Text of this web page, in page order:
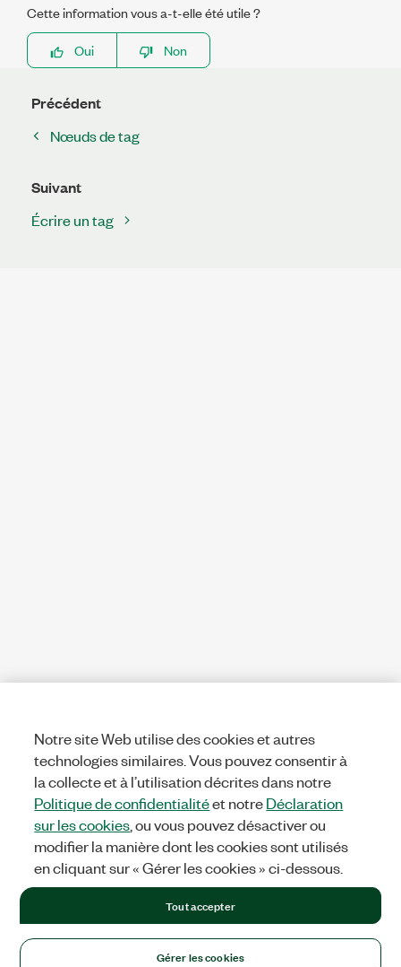
Cette information vous a-t-elle été utile ?
Oui
Non
Précédent
Nœuds de tag
Suivant
Écrire un tag
Notre site Web utilise des cookies et autres
technologies similaires. Vous pouvez consentir à
la collecte et à l’utilisation décrites dans notre
Politique de confidentialitéet notreDéclaration
sur les cookies , ou vous pouvez désactiver ou
modifier la manière dont les cookies sont utilisés
en cliquant sur « Gérer les cookies » ci-dessous.
Gérer les cookies
Tout accepter